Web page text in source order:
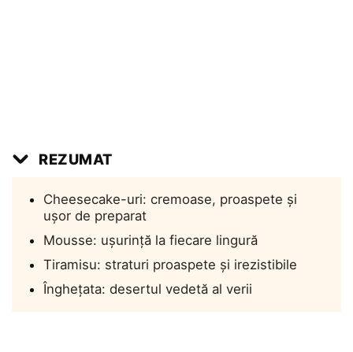
REZUMAT
Cheesecake-uri: cremoase, proaspete și
ușor de preparat
Mousse: ușurință la fiecare lingură
Tiramisu: straturi proaspete și irezistibile
Înghețata: desertul vedetă al verii